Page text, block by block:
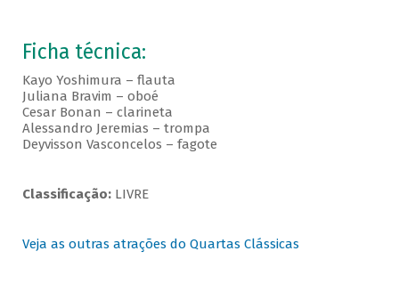
Ficha técnica:
Kayo Yoshimura – flauta
Juliana Bravim – oboé
Cesar Bonan – clarineta
Alessandro Jeremias – trompa
Deyvisson Vasconcelos – fagote
Classificação:LIVRE
Veja as outras atrações do Quartas Clássicas